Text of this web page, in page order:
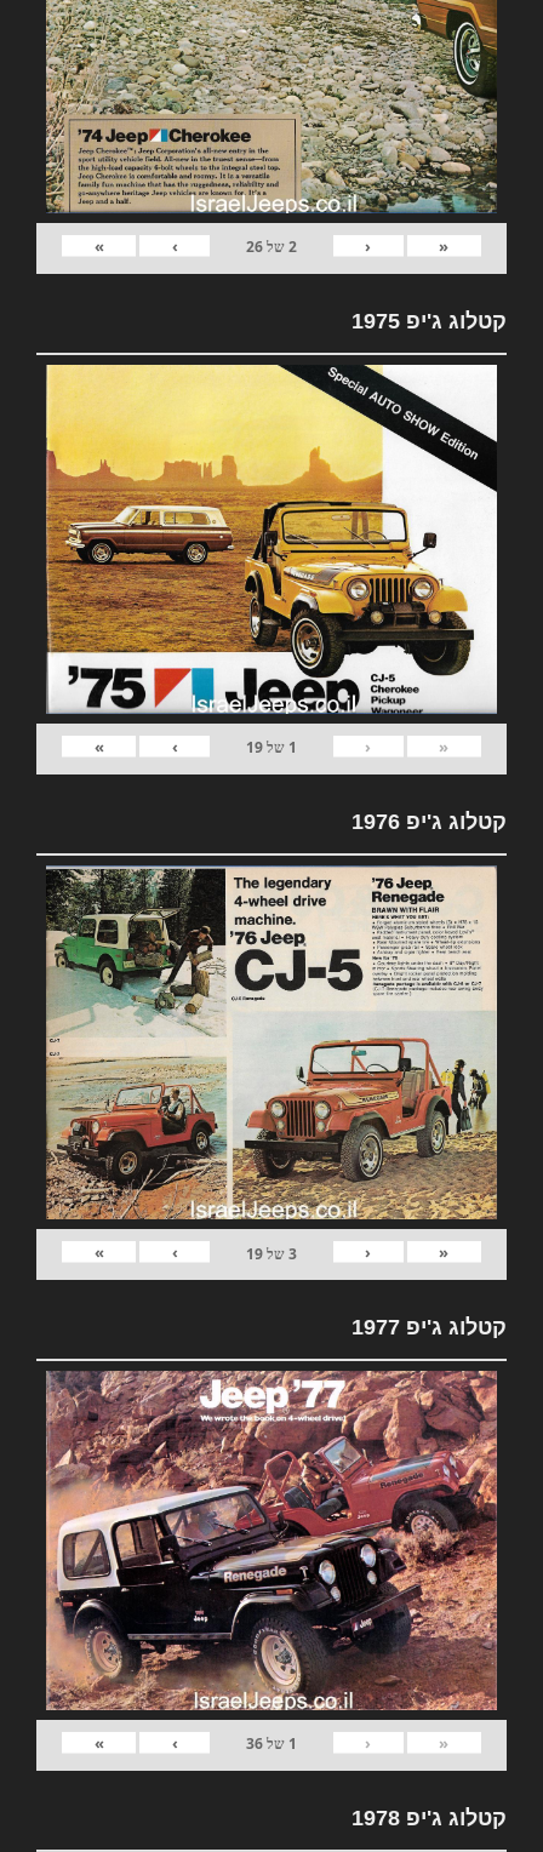
«
‹
2של26
›
»
קטלוג ג'יפ 1975
«
‹
1 של19
›
»
קטלוג ג'יפ 1976
«
‹
3של19
›
»
קטלוג ג'יפ 1977
«
‹
1 של36
›
»
קטלוג ג'יפ 1978